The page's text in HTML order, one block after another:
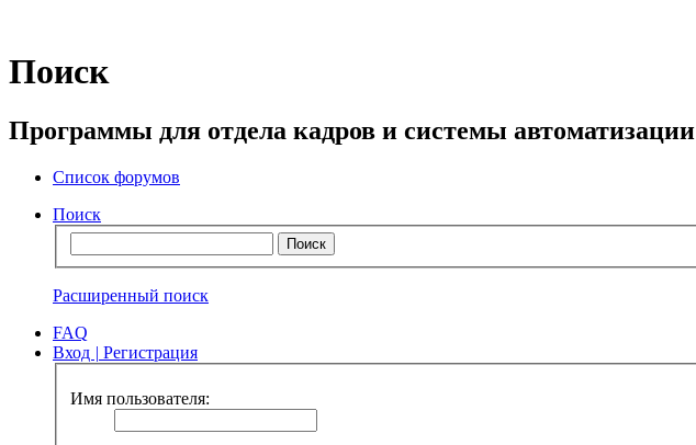
Поиск
Программы для отдела кадров и системы автоматизации
Список форумов
Поиск
Расширенный поиск
FAQ
Вход | Регистрация
Имя пользователя: